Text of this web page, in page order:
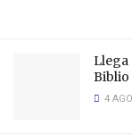
Llega
Biblio
4